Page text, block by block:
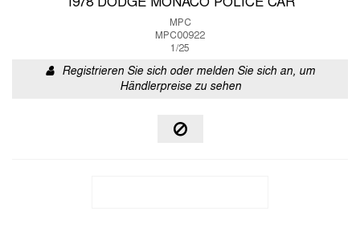
1978 DODGE MONACO POLICE CAR
MPC
MPC00922
1/25
Registrieren Sie sich oder melden Sie sich an, um
Händlerpreise zu sehen